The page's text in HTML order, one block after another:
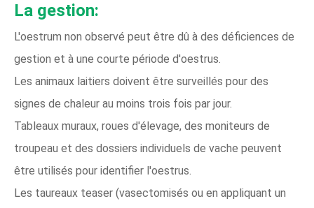
La gestion:
L'oestrum non observé peut être dû à des déficiences de
gestion et à une courte période d'oestrus.
Les animaux laitiers doivent être surveillés pour des
signes de chaleur au moins trois fois par jour.
Tableaux muraux, roues d'élevage, des moniteurs de
troupeau et des dossiers individuels de vache peuvent
être utilisés pour identifier l'oestrus.
Les taureaux teaser (vasectomisés ou en appliquant un